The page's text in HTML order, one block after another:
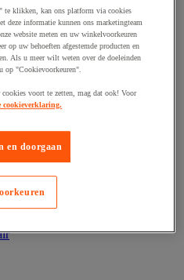
te klikken, kan ons platform via cookies
deze informatie kunnen ons marketingteam
website meten en uw winkelvoorkeuren
op uw behoeften afgestemde producten en
Als u meer wilt weten over de doeleinden
op "Cookievoorkeuren".
voort te zetten, mag dat ook! Voor
cookieverklaring.
en doorgaan